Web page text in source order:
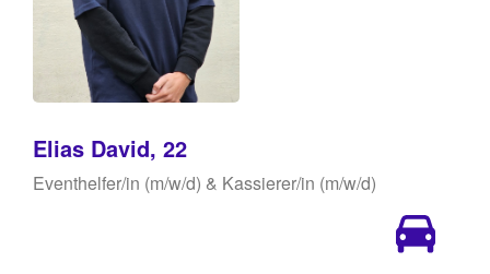
Elias David, 22
Eventhelfer/in (m/w/d) & Kassierer/in (m/w/d)